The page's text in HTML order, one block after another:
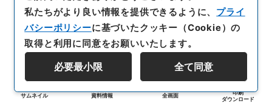
サムネイル 資料情報 全画面
印刷
ダウンロード
私たちがより良い情報を提供できるように、 プライ
バシーポリシーに基づいたクッキー（Cookie）の
取得と利用に同意をお願いいたします。
必要最小限 全て同意